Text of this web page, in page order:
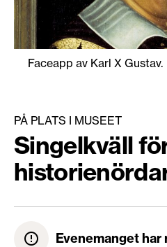
Faceapp av Karl X Gustav.
PÅ PLATS I MUSEET
Singelkväll
Evenemanget har